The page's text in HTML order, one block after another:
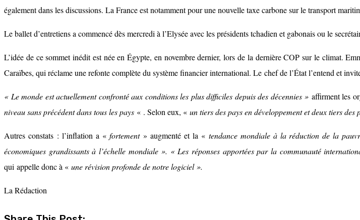
également dans les discussions. La France est notamment pour une nouvelle taxe carbone sur le transport
Le ballet d’entretiens a commencé dès mercredi à l’Elysée avec les présidents tchadien et gabonais ou le
L’idée de ce sommet inédit est née en Égypte, en novembre dernier, lors de la dernière COP sur le climat.
Caraïbes, qui réclame une refonte complète du système financier international. Le chef de l’État l’entend et
« Le monde est actuellement confronté aux conditions les plus difficiles depuis des décennies » affirment les
niveau sans précédent dans tous les pays « . Selon eux, « un tiers des pays en développement et deux tiers
Autres constats : l’inflation a «fortement» augmenté et la « tendance mondiale à la réduction de la
économiques grandissants à l’échelle mondiale ». « Les réponses apportées par la communauté
qui appelle donc à « une révision profonde de notre logiciel ».
La Rédaction